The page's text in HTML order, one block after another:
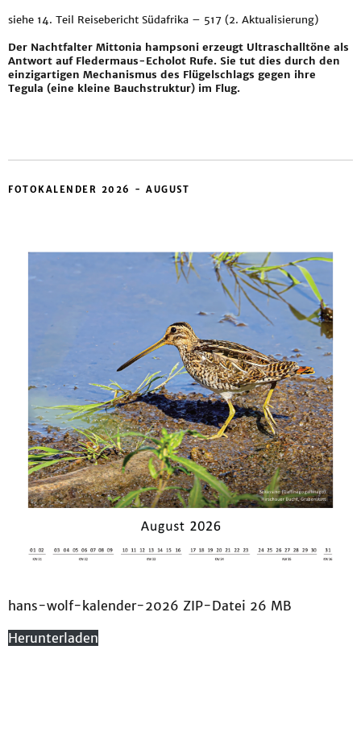
siehe 14. Teil Reisebericht Südafrika – 517 (2. Aktualisierung)
Der Nachtfalter Mittonia hampsoni erzeugt Ultraschalltöne als
Antwort auf Fledermaus-Echolot Rufe. Sie tut dies durch den
einzigartigen Mechanismus des Flügelschlags gegen ihre
Tegula (eine kleine Bauchstruktur) im Flug.
FOTOKALENDER 2026 - AUGUST
hans-wolf-kalender-2026 ZIP-Datei 26 MB
Herunterladen